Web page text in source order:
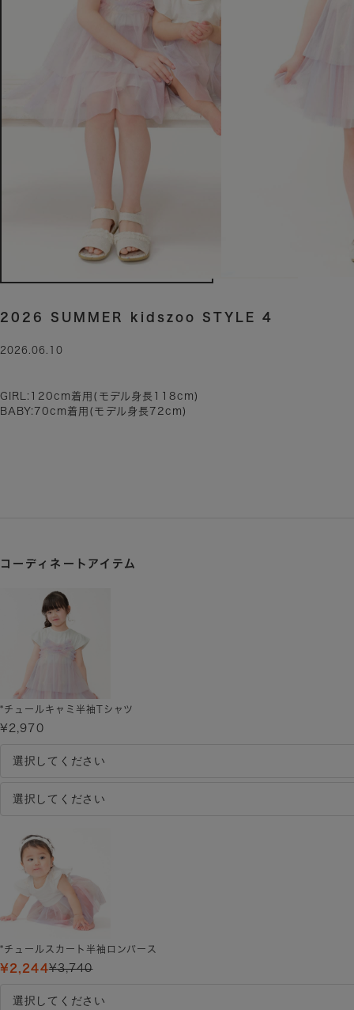
2026 SUMMER kidszoo STYLE 4
2026.06.10
GIRL:120cm着用(モデル身長118cm)
BABY:70cm着用(モデル身長72cm)
コーディネートアイテム
*チュールキャミ半袖Tシャツ
¥2,970
*チュールスカート半袖ロンパース
¥2,244¥3,740